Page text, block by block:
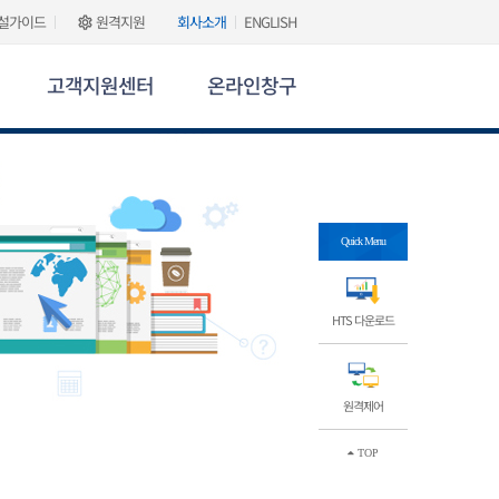
가이드 원격지원 회사소개 ENGLISH
고객지원센터 온라인창구
Quick Menu
HTS 다운로드
원격제어
TOP